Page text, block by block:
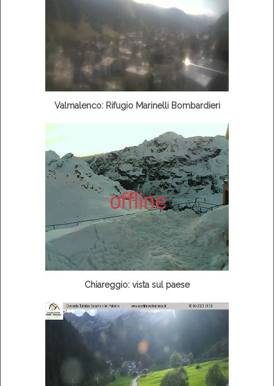
Valmalenco: Rifugio Marinelli Bombardieri
Chiareggio: vista sul paese